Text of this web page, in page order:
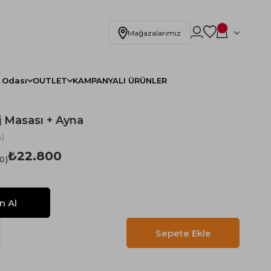
Mağazalarımız
OUTLET KAMPANYALI ÜRÜNLER
+ Ayna
₺22.800